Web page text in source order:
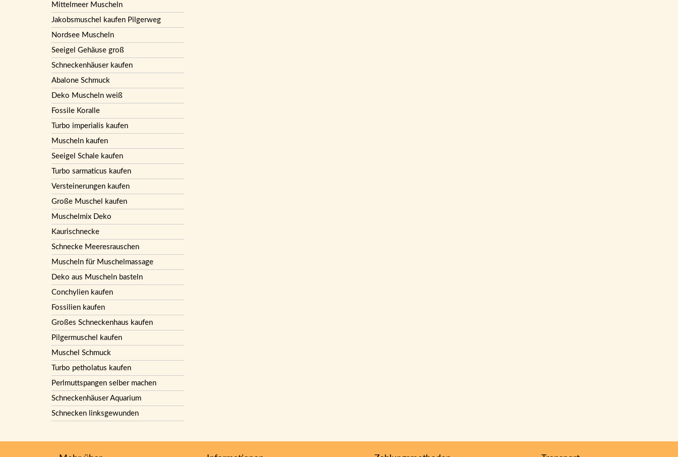
Mittelmeer Muscheln
Jakobsmuschel kaufen Pilgerweg
Nordsee Muscheln
Seeigel Gehäuse groß
Schneckenhäuser kaufen
Abalone Schmuck
Deko Muscheln weiß
Fossile Koralle
Turbo imperialis kaufen
Muscheln kaufen
Seeigel Schale kaufen
Turbo sarmaticus kaufen
Versteinerungen kaufen
Große Muschel kaufen
Muschelmix Deko
Kaurischnecke
Schnecke Meeresrauschen
Muscheln für Muschelmassage
Deko aus Muscheln basteln
Conchylien kaufen
Fossilien kaufen
Großes Schneckenhaus kaufen
Pilgermuschel kaufen
Muschel Schmuck
Turbo petholatus kaufen
Perlmuttspangen selber machen
Schneckenhäuser Aquarium
Schnecken linksgewunden